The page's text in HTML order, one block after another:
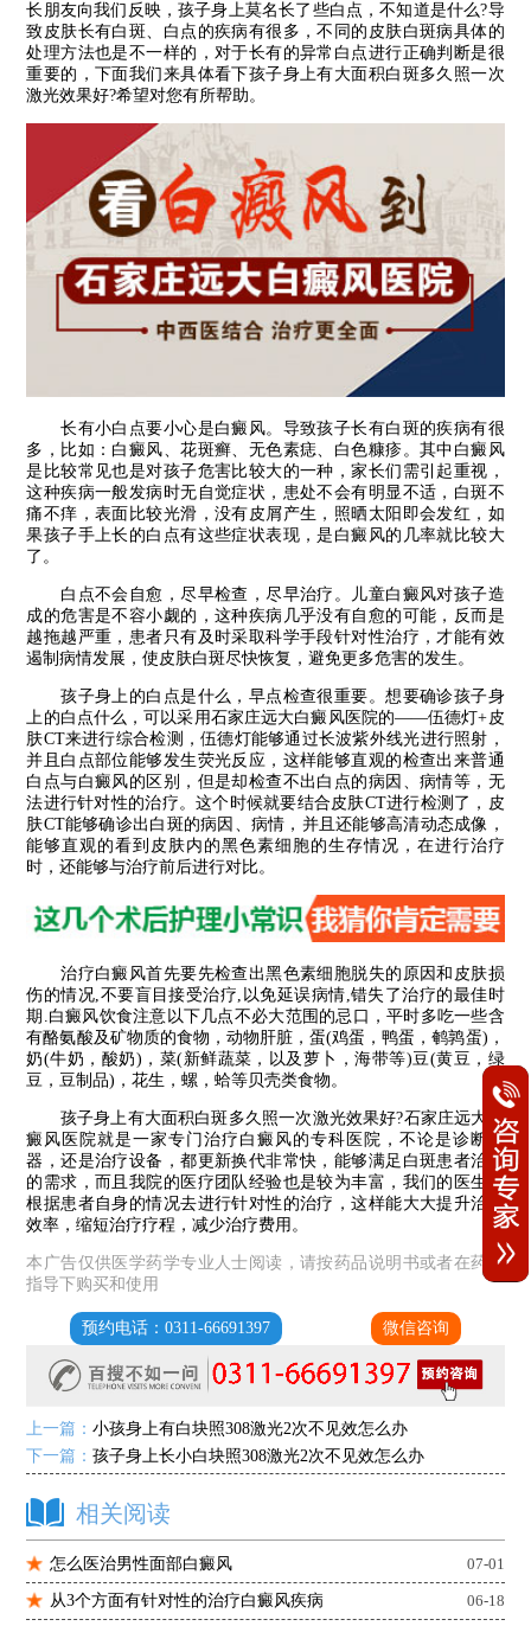
长朋友向我们反映，孩子身上莫名长了些白点，不知道是什么?导
致皮肤长有白斑、白点的疾病有很多，不同的皮肤白斑病具体的
处理方法也是不一样的，对于长有的异常白点进行正确判断是很
重要的，下面我们来具体看下孩子身上有大面积白斑多久照一次
激光效果好?希望对您有所帮助。
长有小白点要小心是白癜风。导致孩子长有白斑的疾病有很
多，比如：白癜风、花斑癣、无色素痣、白色糠疹。其中白癜风
是比较常见也是对孩子危害比较大的一种，家长们需引起重视，
这种疾病一般发病时无自觉症状，患处不会有明显不适，白斑不
痛不痒，表面比较光滑，没有皮屑产生，照晒太阳即会发红，如
果孩子手上长的白点有这些症状表现，是白癜风的几率就比较大
了。
白点不会自愈，尽早检查，尽早治疗。儿童白癜风对孩子造
成的危害是不容小觑的，这种疾病几乎没有自愈的可能，反而是
越拖越严重，患者只有及时采取科学手段针对性治疗，才能有效
遏制病情发展，使皮肤白斑尽快恢复，避免更多危害的发生。
孩子身上的白点是什么，早点检查很重要。想要确诊孩子身
上的白点什么，可以采用石家庄远大白癜风医院的——伍德灯+皮
肤CT来进行综合检测，伍德灯能够通过长波紫外线光进行照射，
并且白点部位能够发生荧光反应，这样能够直观的检查出来普通
白点与白癜风的区别，但是却检查不出白点的病因、病情等，无
法进行针对性的治疗。这个时候就要结合皮肤CT进行检测了，皮
肤CT能够确诊出白斑的病因、病情，并且还能够高清动态成像，
能够直观的看到皮肤内的黑色素细胞的生存情况，在进行治疗
时，还能够与治疗前后进行对比。
治疗白癜风首先要先检查出黑色素细胞脱失的原因和皮肤损
伤的情况,不要盲目接受治疗,以免延误病情,错失了治疗的最佳时
期.白癜风饮食注意以下几点不必大范围的忌口，平时多吃一些含
有酪氨酸及矿物质的食物，动物肝脏，蛋(鸡蛋，鸭蛋，鹌鹑蛋)，
奶(牛奶，酸奶)，菜(新鲜蔬菜，以及萝卜，海带等)豆(黄豆，绿
豆，豆制品)，花生，螺，蛤等贝壳类食物。
孩子身上有大面积白斑多久照一次激光效果好?石家庄远大白
癜风医院就是一家专门治疗白癜风的专科医院，不论是诊断仪
器，还是治疗设备，都更新换代非常快，能够满足白斑患者治白
的需求，而且我院的医疗团队经验也是较为丰富，我们的医生会
根据患者自身的情况去进行针对性的治疗，这样能大大提升治疗
效率，缩短治疗疗程，减少治疗费用。
本广告仅供医学药学专业人士阅读，请按药品说明书或者在药师
指导下购买和使用
预约电话：0311-66691397 微信咨询
上一篇：小孩身上有白块照308激光2次不见效怎么办
下一篇：孩子身上长小白块照308激光2次不见效怎么办
相关阅读
怎么医治男性面部白癜风 07-01
从3个方面有针对性的治疗白癜风疾病 06-18